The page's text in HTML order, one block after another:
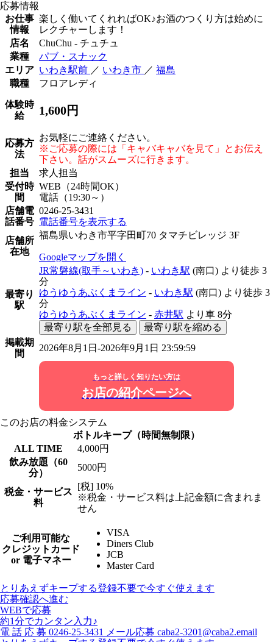
応募情報
お仕事
情報
楽しく働いてくれればOK♪お酒のつくり方は始めに
レクチャーします！
店名
ChuChu - チュチュ
業種
パブ・スナック
エリア いわき駅前 ／ いわき市 ／ 福島
職種
フロアレディ
体験時
給
1,600円
応募方
法
お気軽にご連絡ください。
※ご応募の際には「キャバキャバを見て」とお伝え
下さい。話がスムーズに行きます。
担当
求人担当
受付時
間
WEB（24時間OK）
電話（19:30～）
店舗電
話番号
0246-25-3431
電話番号を表示する
店舗所
在地
福島県いわき市平字田町70 タマチビレッジ 3F
Googleマップを開く
最寄り
駅
JR常磐線(取手～いわき) - いわき駅 (南口) より徒歩 3
分
ゆうゆうあぶくまライン - いわき駅 (南口) より徒歩 3
分
ゆうゆうあぶくまライン - 赤井駅 より車 8分
最寄り駅を全部見る
最寄り駅を縮める
掲載期
間
2026年8月1日-2026年9月1日 23:59:59
もっと詳しく知りたい方は
お店の紹介ページへ
このお店の料金システム
ボトルキープ（時間無制限）
ALL TIME
4,000円
飲み放題（60
分）
5000円
税金・サービス
料
[税] 10%
※税金・サービス料は上記金額に含まれま
せん
ご利用可能な
クレジットカード
or 電子マネー
VISA
Diners Club
JCB
Master Card
とりあえずキープする登録不要で今すぐ使えます
応募確認へ進む
WEBで応募
約1分でカンタン入力♪
電 話 応 募 0246-25-3431 メール応募 caba2-3201@caba2.email